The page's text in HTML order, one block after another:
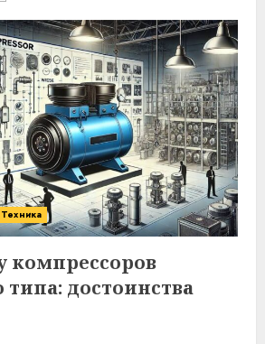
Техника
компрессоров
типа: достоинства